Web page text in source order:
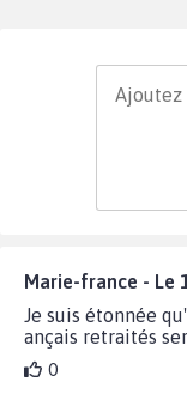
Marie-france - Le
Je suis étonnée
ançais retraités
0